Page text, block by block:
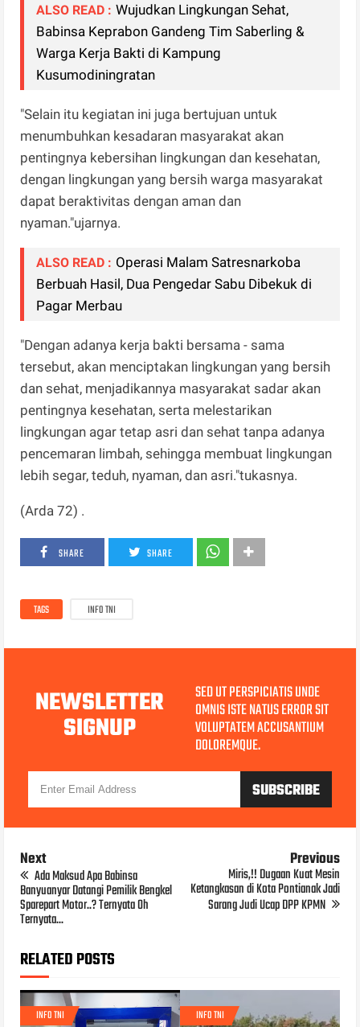
ALSO READ : Wujudkan Lingkungan Sehat,
Babinsa Keprabon Gandeng Tim Saberling &
Warga Kerja Bakti di Kampung
Kusumodiningratan
"Selain itu kegiatan ini juga bertujuan untuk
menumbuhkan kesadaran masyarakat akan
pentingnya kebersihan lingkungan dan kesehatan,
dengan lingkungan yang bersih warga masyarakat
dapat beraktivitas dengan aman dan
nyaman."ujarnya.
ALSO READ : Operasi Malam Satresnarkoba
Berbuah Hasil, Dua Pengedar Sabu Dibekuk di
Pagar Merbau
"Dengan adanya kerja bakti bersama - sama
tersebut, akan menciptakan lingkungan yang bersih
dan sehat, menjadikannya masyarakat sadar akan
pentingnya kesehatan, serta melestarikan
lingkungan agar tetap asri dan sehat tanpa adanya
pencemaran limbah, sehingga membuat lingkungan
lebih segar, teduh, nyaman, dan asri."tukasnya.
(Arda 72) .
SHARE SHARE
TAGS INFO TNI
NEWSLETTER
SIGNUP
SED UT PERSPICIATIS UNDE
OMNIS ISTE NATUS ERROR SIT
VOLUPTATEM ACCUSANTIUM
DOLOREMQUE.
Next
Ada Maksud Apa Babinsa
Banyuanyar Datangi Pemilik Bengkel
Sparepart Motor..? Ternyata Oh
Ternyata...
Previous
Miris,!! Dugaan Kuat Mesin
Ketangkasan di Kota Pontianak Jadi
Sarang Judi Ucap DPP KPMN
RELATED POSTS
INFO TNI INFO TNI